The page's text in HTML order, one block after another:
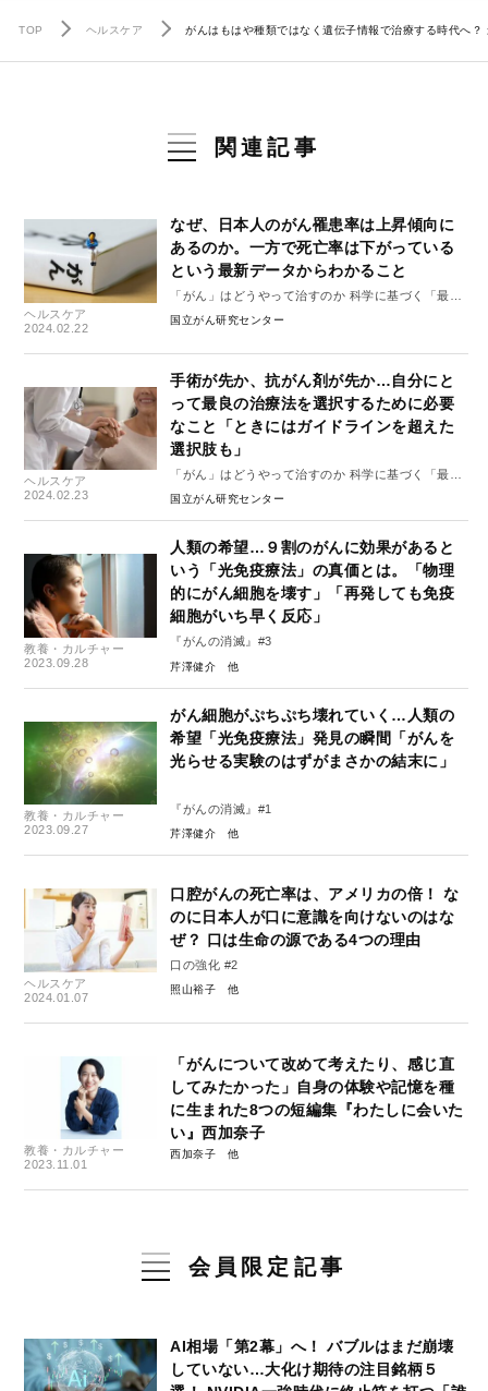
TOP ヘルスケア がんはもはや種類ではなく遺伝子情報で治療する時代へ
関連記事
ヘルスケア
2024.02.22
なぜ、日本人のがん罹患率は上昇傾向に
あるのか。一方で死亡率は下がっている
という最新データからわかること
「がん」はどうやって治すのか 科学に基づく「最良
の治療」を知る #1
国立がん研究センター
ヘルスケア
2024.02.23
手術が先か、抗がん剤が先か…自分にと
って最良の治療法を選択するために必要
なこと「ときにはガイドラインを超えた
選択肢も」
「がん」はどうやって治すのか 科学に基づく「最良
の治療」を知る #2
国立がん研究センター
教養・カルチャー
2023.09.28
人類の希望…９割のがんに効果があると
いう「光免疫療法」の真価とは。「物理
的にがん細胞を壊す」「再発しても免疫
細胞がいち早く反応」
『がんの消滅』#3
芹澤健介
教養・カルチャー
2023.09.27
がん細胞がぷちぷち壊れていく…人類の
希望「光免疫療法」発見の瞬間「がんを
光らせる実験のはずがまさかの結末に」
『がんの消滅』#1
芹澤健介
ヘルスケア
2024.01.07
口腔がんの死亡率は、アメリカの倍！ な
のに日本人が口に意識を向けないのはな
ぜ？ 口は生命の源である4つの理由
口の強化 #2
照山裕子
教養・カルチャー
2023.11.01
「がんについて改めて考えたり、感じ直
してみたかった」自身の体験や記憶を種
に生まれた8つの短編集『わたしに会いた
い』西加奈子
西加奈子
会員限定記事
AI相場「第2幕」へ！ バブルはまだ崩壊
していない…大化け期待の注目銘柄５